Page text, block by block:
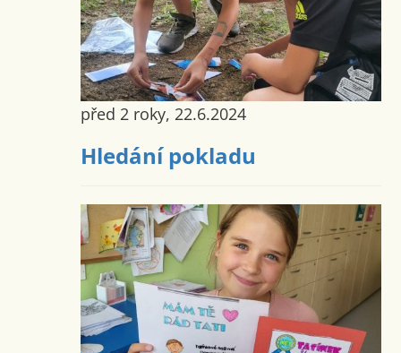
před 2 roky, 22.6.2024
Hledání pokladu